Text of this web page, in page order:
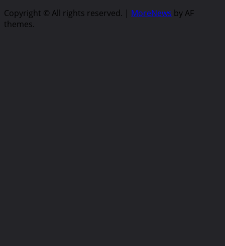
Copyright © All rights reserved. | MoreNews by AF
themes.